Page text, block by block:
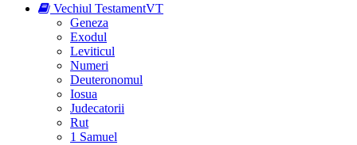
Vechiul TestamentVT
Geneza
Exodul
Leviticul
Numeri
Deuteronomul
Iosua
Judecatorii
Rut
1 Samuel